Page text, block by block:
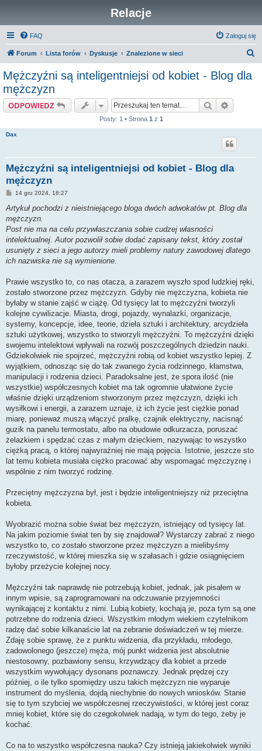
Relacje
FAQ Zaloguj się
Forum Lista forów Dyskusje Znalezione w sieci
Mężczyźni są inteligentniejsi od kobiet - Blog dla
mężczyzn
ODPOWIEDZ Szukaj
Posty: 1 • Strona 1 z 1
Dax
Mężczyźni są inteligentniejsi od kobiet - Blog dla
mężczyzn
P
s
14 gru 2024, 18:27
Artykuł pochodzi z nieistniejącego bloga dwóch adwokatów pt. Blog dla
mężczyzn.
Post nie ma na celu przywłaszczania sobie cudzej własności
intelektualnej. Autor pozwolił sobie dodać zapisany tekst, który został
usunięty z sieci a jego autorzy mieli problemy natury zawodowej dlatego
ich nazwiska nie są wymienione.
Prawie wszystko to, co nas otacza, a zarazem wyszło spod ludzkiej ręki,
zostało stworzone przez mężczyzn. Gdyby nie mężczyzna, kobieta nie
byłaby w stanie zajść w ciążę. Od tysięcy lat to mężczyźni tworzyli
kolejne cywilizacje. Miasta, drogi, pojazdy, wynalazki, organizacje,
systemy, koncepcje, idee, teorie, dzieła sztuki i architektury, arcydzieła
sztuki użytkowej, wszystko to stworzyli mężczyźni. To mężczyźni dzięki
swojemu intelektowi wpływali na rozwój poszczególnych dziedzin nauki.
Gdziekolwiek nie spojrzeć, mężczyźni robią od kobiet wszystko lepiej. Z
wyjątkiem, odnosząc się do tak zwanego życia rodzinnego, kłamstwa,
manipulacji i rodzenia dzieci. Paradoksalne jest, że spora ilość (nie
wszystkie) współczesnych kobiet ma tak ogromnie ułatwione życie
właśnie dzięki urządzeniom stworzonym przez mężczyzn, dzięki ich
wysiłkowi i energii, a zarazem uznaje, iż ich życie jest ciężkie ponad
miarę, ponieważ muszą włączyć pralkę, czajnik elektryczny, nacisnąć
guzik na panelu termostatu, albo na obudowie odkurzacza, poruszać
żelazkiem i spędzać czas z małym dzieckiem, nazywając to wszystko
ciężką pracą, o której najwyraźniej nie mają pojęcia. Istotnie, jeszcze sto
lat temu kobieta musiała ciężko pracować aby wspomagać mężczyznę i
wspólnie z nim tworzyć rodzinę.
Przeciętny mężczyzna był, jest i będzie inteligentniejszy niż przeciętna
kobieta.
Wyobrazić można sobie świat bez mężczyzn, istniejący od tysięcy lat.
Na jakim poziomie świat ten by się znajdował? Wystarczy zabrać z niego
wszystko to, co zostało stworzone przez mężczyzn a mielibyśmy
rzeczywistość, w której mieszka się w szałasach i gdzie osiągnięciem
byłoby przeżycie kolejnej nocy.
Mężczyźni tak naprawdę nie potrzebują kobiet, jednak, jak pisałem w
innym wpisie, są zaprogramowani na odczuwanie przyjemności
wynikającej z kontaktu z nimi. Lubią kobiety, kochają je, poza tym są one
potrzebne do rodzenia dzieci. Wszystkim młodym wiekiem czytelnikom
radzę dać sobie kilkanaście lat na zebranie doświadczeń w tej mierze.
Zdaję sobie sprawę, że z punktu widzenia, dla przykładu, młodego,
zadowolonego (jeszcze) męża, mój punkt widzenia jest absolutnie
niestosowny, pozbawiony sensu, krzywdzący dla kobiet a przede
wszystkim wywołujący dysonans poznawczy. Jednak prędzej czy
później, o ile tylko spomiędzy uszu takich mężczyzn nie wyparuje
instrument do myślenia, dojdą niechybnie do nowych wniosków. Stanie
się to tym szybciej we współczesnej rzeczywistości, w której jest coraz
mniej kobiet, które się do czegokolwiek nadają, w tym do tego, żeby je
kochać.
Co na to wszystko współczesna nauka? Czy istnieją jakiekolwiek wyniki